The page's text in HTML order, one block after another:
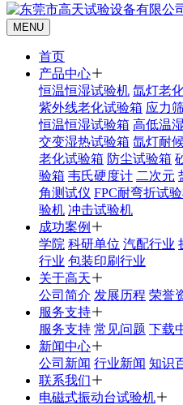
MENU
首页
产品中心
恒温恒湿试验机 氙灯老
紫外线老化试验箱 应力
恒温恒湿试验箱 高低温
交变湿热试验箱 氙灯耐
老化试验箱 防尘试验箱
验箱 韦氏硬度计 二次元
角测试仪 FPC耐弯折试
验机 冲击试验机
成功案例
学院 科研单位 汽配行业
行业 包装印刷行业
关于高天
公司简介 发展历程 荣誉
服务支持
服务支持 常见问题 下载
新闻中心
公司新闻 行业新闻 知识
联系我们
电磁式振动台试验机